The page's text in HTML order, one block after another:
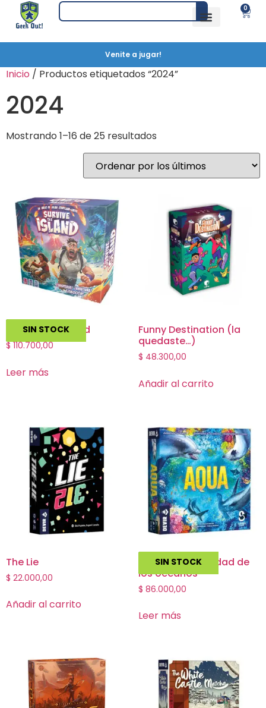
0
Venite a jugar!
Inicio / Productos etiquetados “2024”
2024
Mostrando 1–16 de 25 resultados
SIN STOCK
Survive the Island
$ 110.700,00
Leer más
Funny Destination (la
quedaste…)
$ 48.300,00
Añadir al carrito
The Lie
$ 22.000,00
Añadir al carrito
SIN STOCK
Aqua: Biodiversidad de
los océanos
$ 86.000,00
Leer más